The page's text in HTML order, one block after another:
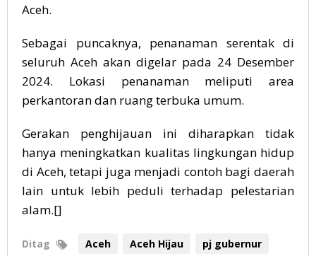
Aceh.
Sebagai puncaknya, penanaman serentak di
seluruh Aceh akan digelar pada 24 Desember
2024. Lokasi penanaman meliputi area
perkantoran dan ruang terbuka umum.
Gerakan penghijauan ini diharapkan tidak
hanya meningkatkan kualitas lingkungan hidup
di Aceh, tetapi juga menjadi contoh bagi daerah
lain untuk lebih peduli terhadap pelestarian
alam.[]
Ditag Aceh Aceh Hijau
pj gubernur